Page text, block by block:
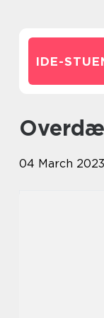
IDE-
04 March 2023